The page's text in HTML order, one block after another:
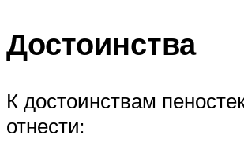
Достоинства
К достоинствам
отнести: